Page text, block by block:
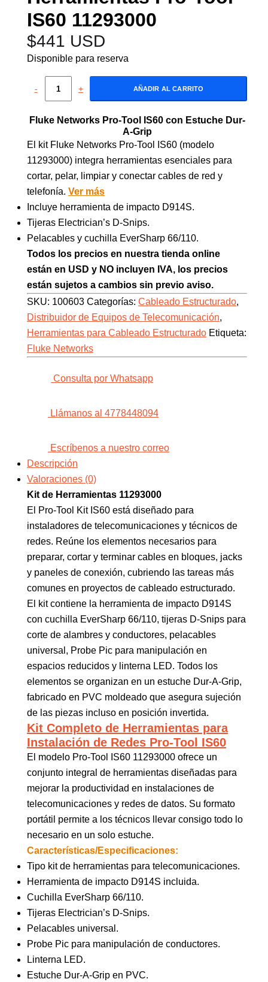
IS60 11293000
$441 USD
Disponible para reserva
- + AÑADIR AL CARRITO
Fluke Networks Pro-Tool IS60 con Estuche Dur-
A-Grip
El kit Fluke Networks Pro-Tool IS60 (modelo
11293000) integra herramientas esenciales para
cortar, pelar, limpiar y conectar cables de red y
telefonía. Ver más
Incluye herramienta de impacto D914S.
Tijeras Electrician’s D-Snips.
Pelacables y cuchilla EverSharp 66/110.
Todos los precios en nuestra tienda online
están en USD y NO incluyen IVA, los precios
están sujetos a cambios sin previo aviso.
SKU: 100603 Categorías: Cableado Estructurado,
Distribuidor de Equipos de Telecomunicación,
Herramientas para Cableado Estructurado Etiqueta:
Fluke Networks
Consulta por Whatsapp
Llámanos al 4778448094
Escríbenos a nuestro correo
Descripción
Valoraciones (0)
Kit de Herramientas 11293000
El Pro-Tool Kit IS60 está diseñado para
instaladores de telecomunicaciones y técnicos de
redes. Reúne los elementos necesarios para
preparar, cortar y terminar cables en bloques, jacks
y paneles de conexión, cubriendo las tareas más
comunes en proyectos de cableado estructurado.
El kit contiene la herramienta de impacto D914S
con cuchilla EverSharp 66/110, tijeras D-Snips para
corte de alambres y conductores, pelacables
universal, Probe Pic para manipulación en
espacios reducidos y linterna LED. Todos los
elementos se organizan en un estuche Dur-A-Grip,
fabricado en PVC moldeado que asegura sujeción
de las piezas incluso en posición invertida.
Kit Completo de Herramientas para
Instalación de Redes Pro-Tool IS60
El modelo Pro-Tool IS60 11293000 ofrece un
conjunto integral de herramientas diseñadas para
mejorar la productividad en instalaciones de
telecomunicaciones y redes de datos. Su formato
portátil permite a los técnicos llevar consigo todo lo
necesario en un solo estuche.
Características/Especificaciones:
Tipo kit de herramientas para telecomunicaciones.
Herramienta de impacto D914S incluida.
Cuchilla EverSharp 66/110.
Tijeras Electrician’s D-Snips.
Pelacables universal.
Probe Pic para manipulación de conductores.
Linterna LED.
Estuche Dur-A-Grip en PVC.